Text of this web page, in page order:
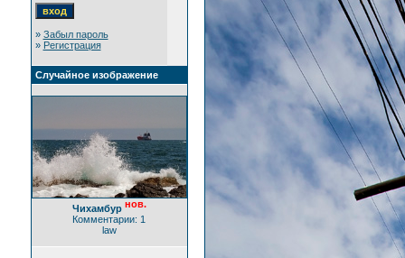
» Забыл пароль
» Регистрация
Случайное изображение
Чихамбур нов.
Комментарии: 1
law